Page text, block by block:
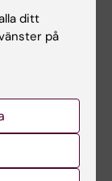
ditt
på